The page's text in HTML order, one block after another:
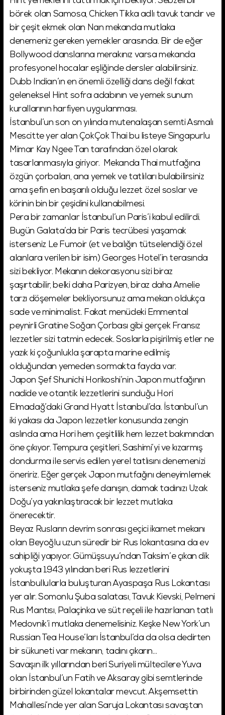
börek olan Samosa, Chicken Tikka adlı tavuk tandır ve
bir çeşit ekmek olan Nan mekanda mutlaka
denemeniz gereken yemekler arasında. Bir de eğer
Bollywood danslarına merakınız varsa mekanda
profesyonel hocalar eşliğinde dersler alabilirsiniz.
Dubb Indian’ın en önemli özelliği dans değil fakat
geleneksel Hint sofra adabının ve yemek sunum
kurallarının harfiyen uygulanması.
İstanbul’un son on yılında mutenalaşan semti Asmalı
Mescitte yer alan ÇokÇok Thai bu listeye Singapurlu
Mimar Kay Ngee Tan tarafından özel olarak
tasarlanmasıyla giriyor. Mekanda Thai mutfağına
özgün çorbaları, ana yemek ve tatlıları bulabilirsiniz
ama şefin en başarılı olduğu lezzet özel soslar ve
körinin bin bir çeşidini kullanabilmesi.
Pera bir zamanlar İstanbul’un Paris’i kabul edilirdi.
Bugün Galata’da bir Paris tecrübesi yaşamak
isterseniz Le Fumoir (et ve balığın tütselendiği özel
alanlara verilen bir isim) Georges Hotel’in terasında
sizi bekliyor. Mekanın dekorasyonu sizi biraz
şaşırtabilir, belki daha Parizyen, biraz daha Amelie
tarzı döşemeler bekliyorsunuz ama mekan oldukça
sade ve minimalist. Fakat menüdeki Emmental
peynirli Gratine Soğan Çorbası gibi gerçek Fransız
lezzetler sizi tatmin edecek. Soslarla pişirilmiş etler ne
yazık ki çoğunlukla şarapta marine edilmiş
olduğundan yemeden sormakta fayda var.
Japon Şef Shunichi Horikoshi’nin Japon mutfağının
nadide ve otantik lezzetlerini sunduğu Hori
Elmadağ’daki Grand Hyatt İstanbul’da. İstanbul’un
iki yakası da Japon lezzetler konusunda zengin
aslında ama Hori hem çeşitlilik hem lezzet bakımından
öne çıkıyor. Tempura çeşitleri, Sashimi’yi ve kızarmış
dondurma ile servis edilen yerel tatlısını denemenizi
öneririz. Eğer gerçek Japon mutfağını deneyimlemek
isterseniz mutlaka şefe danışın, damak tadınızı Uzak
Doğu’ya yakınlaştıracak bir lezzet mutlaka
önerecektir.
Beyaz Rusların devrim sonrası geçici ikamet mekanı
olan Beyoğlu uzun süredir bir Rus lokantasına da ev
sahipliği yapıyor. Gümüşsuyu’ndan Taksim’e çıkan dik
yokuşta 1943 yılından beri Rus lezzetlerini
İstanbullularla buluşturan Ayaspaşa Rus Lokantası
yer alır. Somonlu Şuba salatası, Tavuk Kievski, Pelmeni
Rus Mantısı, Palaçinka ve süt reçeli ile hazırlanan tatlı
Medovnik’i mutlaka denemelisiniz. Keşke New York’un
Russian Tea House’ları İstanbul’da da olsa dedirten
bir sükuneti var mekanın, tadını çıkarın…
Savaşın ilk yıllarından beri Suriyeli mültecilere Yuva
olan İstanbul’un Fatih ve Aksaray gibi semtlerinde
birbirinden güzel lokantalar mevcut. Akşemsettin
Mahallesi’nde yer alan Saruja Lokantası savaştan